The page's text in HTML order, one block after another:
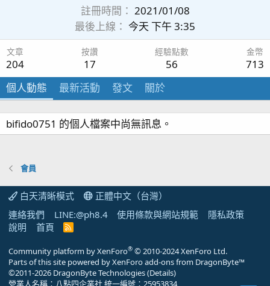
註冊時間
2021/01/08
最後上線
今天 下午 3:35
文章
204
按讚
17
經驗點數
56
金幣
713
個人動態
最新活動 發文 關於
bifido0751 的個人檔案中尚無訊息。
會員
白天清晰模式
正體中文（台灣）
連絡我們
LINE:@ph8.4 使用條款與網站規範
隱私政策
說明
首頁
R
Community platform by XenForo® © 2010-2024 XenForo Ltd.
Parts of this site powered byXenForo add-ons from DragonByte™
©2011-2026 DragonByte Technologies(Details)
營業人名稱：八點四企業社 統一編號：25953834